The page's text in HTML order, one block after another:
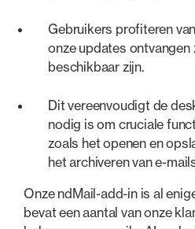
Gebruikers profiteren
onze updates ontvangen
beschikbaar zijn.
Dit vereenvoudigt de
nodig is om cruciale
zoals het openen en
het archiveren van e-
Onze ndMail-add-in is al
bevat een aantal van onze